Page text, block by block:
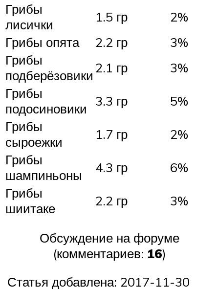
Грибы
лисички
1.5 гр
2%
Грибы опята
2.2 гр
3%
Грибы
подберёзовики 2.1 гр
3%
Грибы
подосиновики
3.3 гр
5%
Грибы
сыроежки
1.7 гр
2%
Грибы
шампиньоны
4.3 гр
6%
Грибы
шиитаке
2.2 гр 3%
Обсуждение на форуме
(комментариев: 16)
Статья добавлена: 2017-11-30